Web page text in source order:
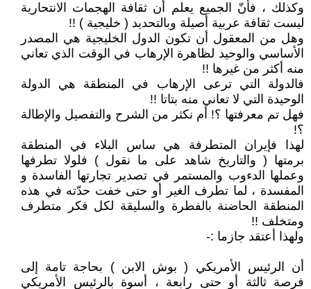
وكذلك ، فأنّ الجميع يعلم أن ثقافة الهجمات الانتحارية
ليست ثقافة عربية أصيلة وبالتحديد ( خليجية ) !!
وهل من المعقول أن تكون الدول الخليجية هي المصدر
الأساسي والوحيد لظاهرة الإرهاب في الوقت الذي تعاني
منه أكثر من غيرها !!
فالدولة التي ترعى الإرهاب في المنطقة هي الدولة
الوحيدة التي لا تعاني منه بتاتا !!
فهل تم معرفتها ؟! أم نكثر من الشرح والتفصيل والإطالة
؟!
لهذا فإيران المتطرفة هي ساس البلاء في المنطقة
برمتها ( والتاريخ شاهد على ما نقول ) فلولا تطرفها
وعملها الدءوب والمستمر في تصدير تجارتها الفاسدة و
المفسدة ، لما تطرف الغير أو حتى خفت حدّته في هذه
المنطقة الحاضنة بالفطرة والسليقة لكل فكر متطرف
ومتخلف !!
ولهذا أعتقد جازما :-
أن الرئيس الأمريكي ( بوش الابن ) بحاجة تامة إلى
فرصة ثالثة أو حتى رابعة ، أسوة بالرئيس الأمريكي